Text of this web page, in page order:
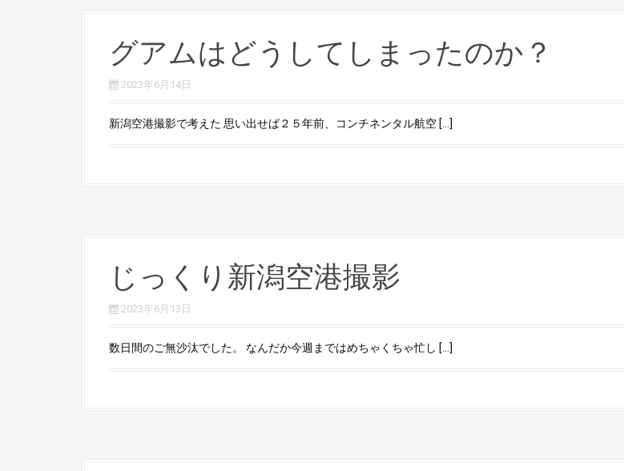
グアムはどうしてしまったのか？
2023年6月14日
新潟空港撮影で考えた 思い出せば２５年前、コンチネンタル航空 […]
じっくり新潟空港撮影
2023年6月13日
数日間のご無沙汰でした。 なんだか今週まではめちゃくちゃ忙し […]